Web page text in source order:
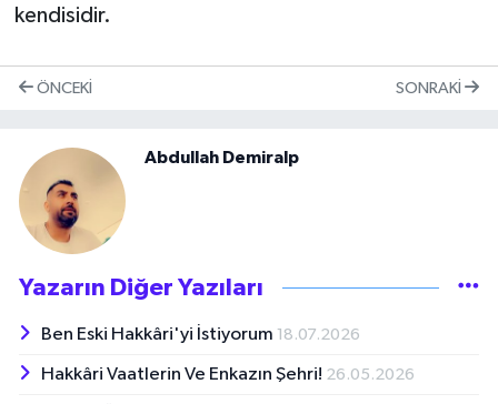
kendisidir.
ÖNCEKI SONRAKI
Abdullah Demiralp
Yazarın Diğer Yazıları
Ben Eski Hakkâri'yi İstiyorum 18.07.2026
Hakkâri Vaatlerin Ve Enkazın Şehri! 26.05.2026